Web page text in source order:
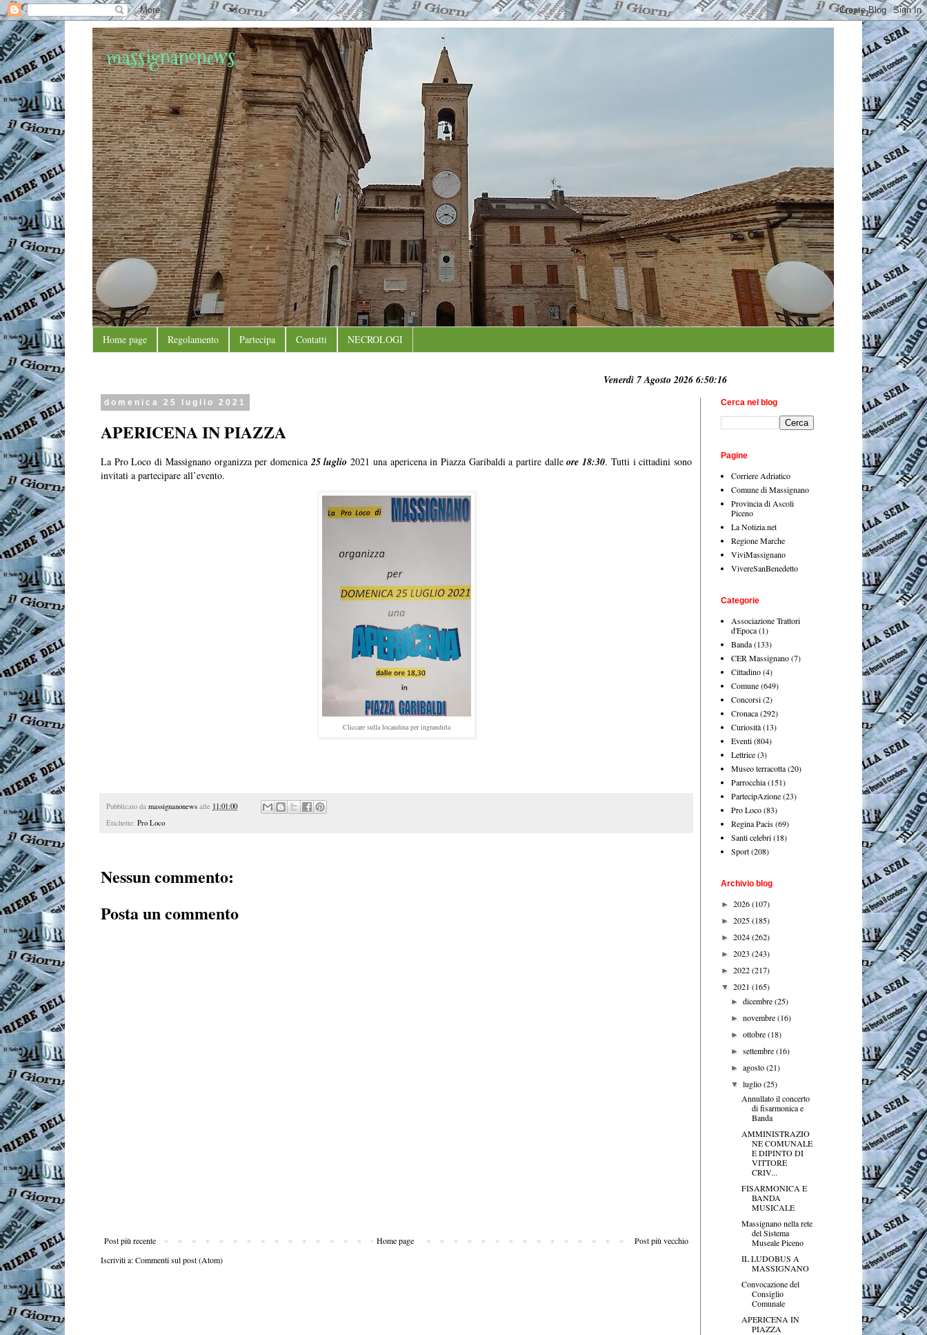
massignanonews
Home page Regolamento Partecipa Contatti NECROLOGI
Venerdì 7 Agosto 2026 6:50:17
domenica 25 luglio 2021
APERICENA IN PIAZZA
La Pro Loco di Massignano organizza per domenica25 luglio 2021 una apericena in Piazza Garibaldi a partire dalleore 18:30. Tutti i cittadini sono
invitati a partecipare all’evento.
Cliccare sulla locandina per ingrandirla
Pubblicato da massignanonews alle 11:01:00
Etichette: Pro Loco
Nessun commento:
Posta un commento
Post più recente Post più vecchio
Home page
Iscriviti a:Commenti sul post (Atom)
Cerca nel blog
Pagine
Corriere Adriatico
Comune di Massignano
Provincia di Ascoli
Piceno
La Notizia.net
Regione Marche
ViviMassignano
VivereSanBenedetto
Categorie
Associazione Trattori
d'Epoca(1)
Banda(133)
CER Massignano(7)
Cittadino(4)
Comune(649)
Concorsi(2)
Cronaca(292)
Curiosità(13)
Eventi(804)
Lettrice(3)
Museo terracotta(20)
Parrocchia(151)
PartecipAzione(23)
Pro Loco(83)
Regina Pacis(69)
Santi celebri(18)
Sport(208)
Archivio blog
► 2026(107)
► 2025(185)
► 2024(262)
► 2023 (243)
► 2022(217)
▼ 2021 (165)
►dicembre(25)
►novembre(16)
►ottobre(18)
►settembre(16)
►agosto(21)
▼luglio(25)
Annullato il concerto
di fisarmonica e
Banda
AMMINISTRAZIO
NE COMUNALE
E DIPINTO DI
VITTORE
CRIV...
FISARMONICA E
BANDA
MUSICALE
Massignano nella rete
del Sistema
Museale Piceno
IL LUDOBUS A
MASSIGNANO
Convocazione del
Consiglio
Comunale
APERICENA IN
PIAZZA